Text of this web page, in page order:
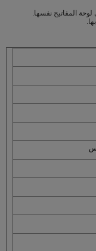
المفاتيح نفسها.